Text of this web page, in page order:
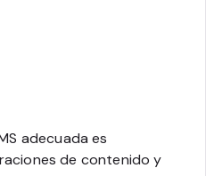
adecuada es
de contenido y